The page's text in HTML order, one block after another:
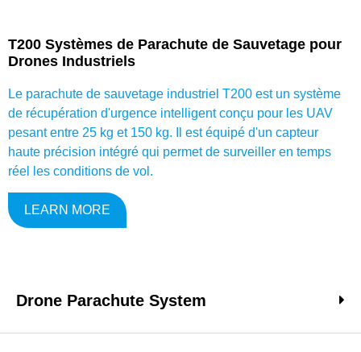
T200 Systèmes de Parachute de Sauvetage pour
Drones Industriels
Le parachute de sauvetage industriel T200 est un système
de récupération d'urgence intelligent conçu pour les UAV
pesant entre 25 kg et 150 kg. Il est équipé d'un capteur
haute précision intégré qui permet de surveiller en temps
réel les conditions de vol.
LEARN MORE
Drone Parachute System